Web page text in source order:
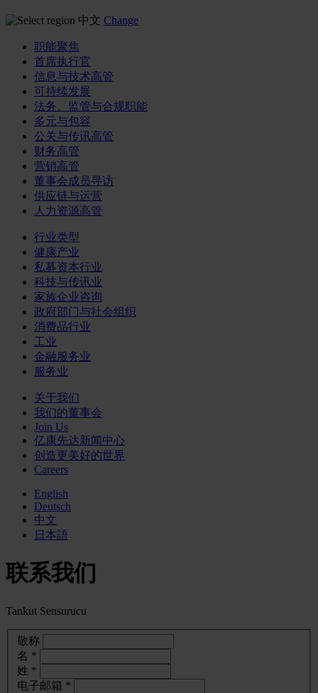
中文 Change
职能聚焦
首席执行官
信息与技术高管
可持续发展
法务、监管与合规职能
多元与包容
公关与传讯高管
财务高管
营销高管
董事会成员寻访
供应链与运营
人力资源高管
行业类型
健康产业
私募资本行业
科技与传讯业
家族企业咨询
政府部门与社会组织
消费品行业
工业
金融服务业
服务业
关于我们
我们的董事会
Join Us
亿康先达新闻中心
创造更美好的世界
Careers
English
Deutsch
中文
日本語
联系我们
Tankut Sensurucu
敬称
名 *
姓 *
电子邮箱 *